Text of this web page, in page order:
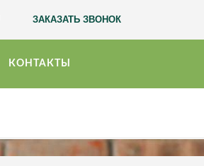
ЗАКАЗАТЬ ЗВОНОК
КОНТАКТЫ